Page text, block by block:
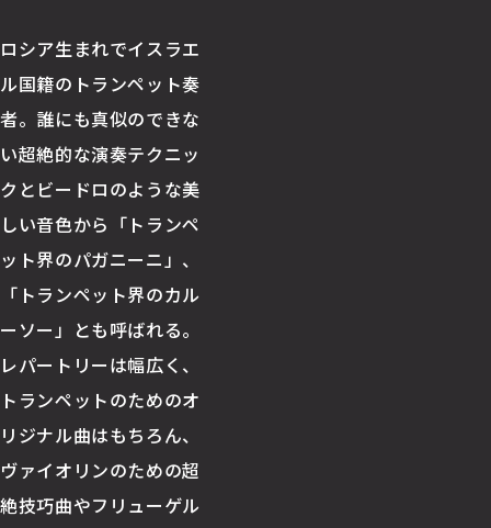
ロシア生まれでイスラエ
ル国籍のトランペット奏
者。誰にも真似のできな
い超絶的な演奏テクニッ
クとビードロのような美
しい音色から「トランペ
ット界のパガニーニ」、
「トランペット界のカル
ーソー」とも呼ばれる。
レパートリーは幅広く、
トランペットのためのオ
リジナル曲はもちろん、
ヴァイオリンのための超
絶技巧曲やフリューゲル